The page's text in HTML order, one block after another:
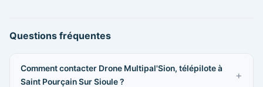
Questions fréquentes
Comment contacter Drone Multipal'Sion, télépilote à
Saint Pourçain Sur Sioule ?